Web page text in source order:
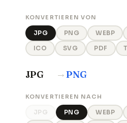
KONVERTIEREN VON
JPG PNG WEBP
ICO
SVG PDF
JPG →PNG
KONVERTIEREN NACH
JPG PNG WEBP